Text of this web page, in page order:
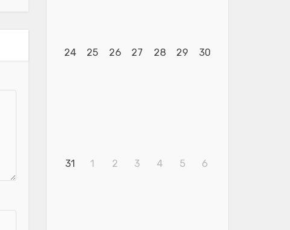
24 25 26 27 28 29 30
31 1 2 3 4 5 6